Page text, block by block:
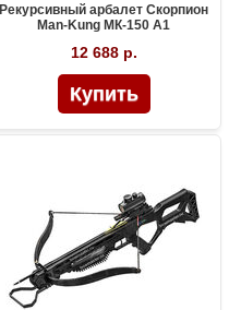
Рекурсивный арбалет Скорпион
Man-Kung МК-150 А1
12 688 р.